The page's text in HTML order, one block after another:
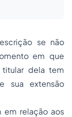
se não
em que
dela tem
sua extensão
em relação aos